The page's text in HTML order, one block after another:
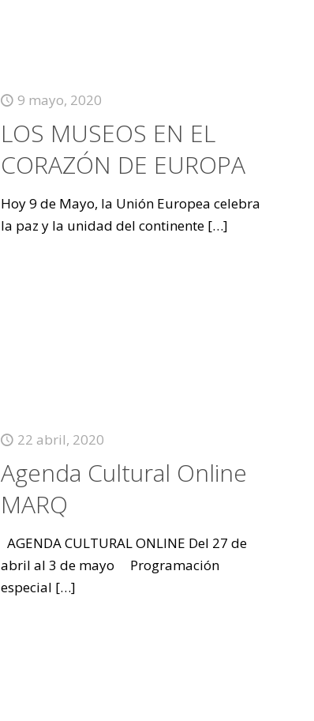
9 mayo, 2020
LOS MUSEOS EN EL
CORAZÓN DE EUROPA
Hoy 9 de Mayo, la Unión Europea celebra
la paz y la unidad del continente[…]
22 abril, 2020
Agenda Cultural Online
MARQ
AGENDA CULTURAL ONLINE Del 27 de
abril al 3 de mayo Programación
especial […]